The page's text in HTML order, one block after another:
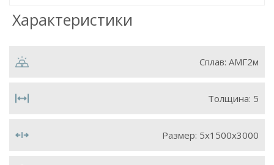
Характеристики
Сплав: АМГ2м
Толщина: 5
Размер: 5х1500х3000